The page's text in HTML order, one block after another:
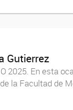
Gutierrez
2025. En esta
la Facultad de